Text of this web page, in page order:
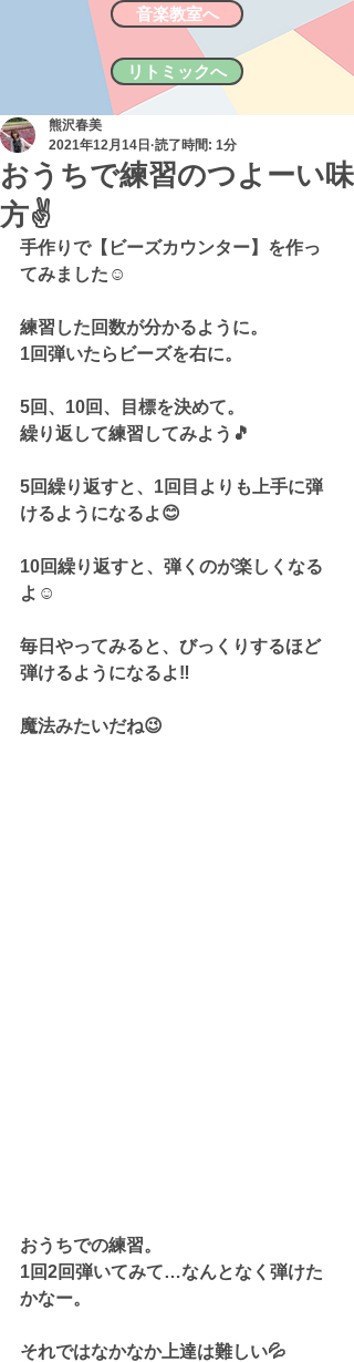
音楽教室へ
リトミックへ
おうちで練習のつよーい味
方✌️
熊沢春美
2021年12月14日 読了時間: 1分
手作りで【ビーズカウンター】を作っ
てみました☺
練習した回数が分かるように。
1回弾いたらビーズを右に。
5回、10回、目標を決めて。
繰り返して練習してみよう🎵
5回繰り返すと、1回目よりも上手に弾
けるようになるよ😊
10回繰り返すと、弾くのが楽しくなる
よ☺️
毎日やってみると、びっくりするほど
弾けるようになるよ‼️
魔法みたいだね😉
おうちでの練習。
1回2回弾いてみて…なんとなく弾けた
かなー。
それではなかなか上達は難しい💦